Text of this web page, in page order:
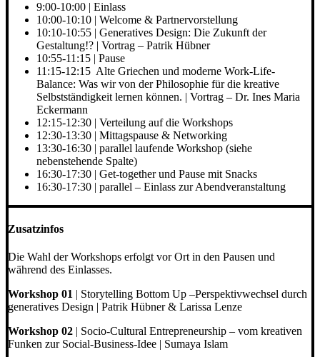
9:00-10:00 | Einlass
10:00-10:10 | Welcome & Partnervorstellung
10:10-10:55 | Generatives Design: Die Zukunft der
Gestaltung!? | Vortrag – Patrik Hübner
10:55-11:15 | Pause
11:15-12:15 Alte Griechen und moderne Work-Life-
Balance: Was wir von der Philosophie für die kreative
Selbstständigkeit lernen können. | Vortrag – Dr. Ines Maria
Eckermann
12:15-12:30 | Verteilung auf die Workshops
12:30-13:30 | Mittagspause & Networking
13:30-16:30 | parallel laufende Workshop (siehe
nebenstehende Spalte)
16:30-17:30 | Get-together und Pause mit Snacks
16:30-17:30 | parallel – Einlass zur Abendveranstaltung
Zusatzinfos
Die Wahl der Workshops erfolgt vor Ort in den Pausen und
während des Einlasses.
Workshop 01 | Storytelling Bottom Up –Perspektivwechsel durch
generatives Design | Patrik Hübner & Larissa Lenze
Workshop 02 | Socio-Cultural Entrepreneurship – vom kreativen
Funken zur Social-Business-Idee | Sumaya Islam